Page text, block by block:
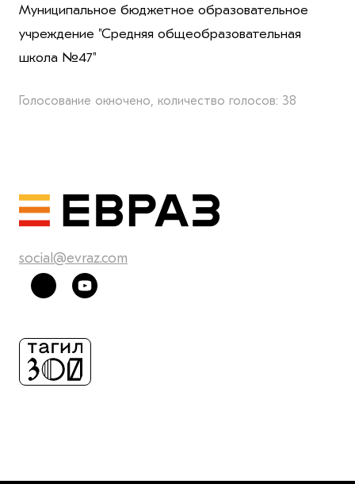
Муниципальное бюджетное образовательное
учреждение "Средняя общеобразовательная
школа №47"
Голосование окночено, количество голосов: 38
social@evraz.com